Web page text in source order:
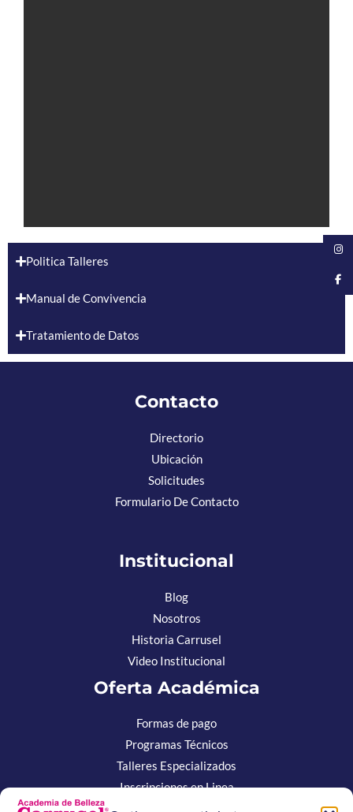
Politica Talleres
Manual de Convivencia
Tratamiento de Datos
Contacto
Directorio
Ubicación
Solicitudes
Formulario De Contacto
Institucional
Blog
Nosotros
Historia Carrusel
Video Institucional
Oferta Académica
Formas de pago
Programas Técnicos
Talleres Especializados
Inscripciones en Linea